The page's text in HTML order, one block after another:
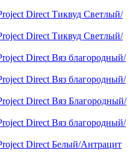
Direct Тиквуд Светлый/
Direct Тиквуд Светлый/
Direct Вяз благородный/
Direct Вяз благородный/
Direct Вяз Благородный/
Direct Вяз благородный/
Direct Белый/Антрацит